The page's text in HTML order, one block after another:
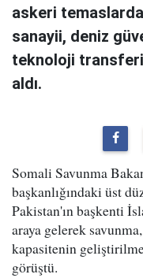
askeri
sanayii, deniz
teknoloji
aldı.
Somali Savunma
başkanlığındaki üst
Pakistan'ın başkenti
araya gelerek
kapasitenin
görüştü.